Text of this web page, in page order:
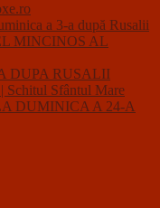
a 3-a după Rusalii
MINCINOS AL
DUPA RUSALII
Schitul Sfântul Mare
DUMINICA A 24-A